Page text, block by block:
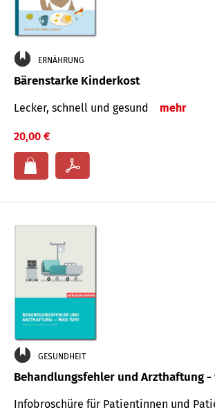
ERNÄHRUNG
Bärenstarke Kinderkost
Lecker, schnell und gesund mehr
20,00 €
GESUNDHEIT
Behandlungsfehler und Arzthaftung -
Infobroschüre für Patientinnen und